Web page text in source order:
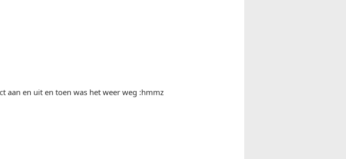
aan en uit en toen was het weer weg :hmmz